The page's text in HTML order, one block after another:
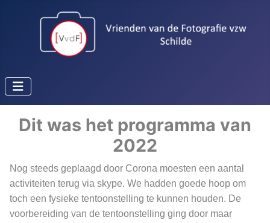
Dit was het programma van
2022
Nog steeds geplaagd door Corona moesten een aantal
activiteiten terug via skype. We hadden goede hoop om
toch een fysieke tentoonstelling te kunnen houden. De
voorbereiding van de tentoonstelling ging door maar